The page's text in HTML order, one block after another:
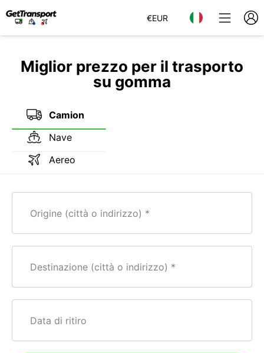
€EUR
Miglior prezzo per il trasporto
su gomma
Camion
Nave
Aereo
Origine (città o indirizzo)
Destinazione (città o indirizzo)
Data di ritiro